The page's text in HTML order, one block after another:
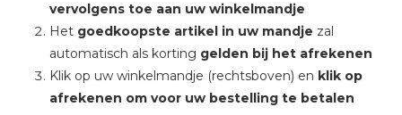
vervolgens toe aan uw winkelmandje
Het goedkoopste artikel in uw mandje zal
automatisch als korting gelden bij het afrekenen
Klik op uw winkelmandje (rechtsboven) en klik op
afrekenen om voor uw bestelling te betalen